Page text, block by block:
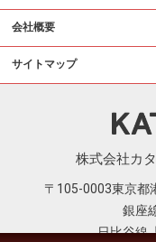
会社概要
サイトマップ
株式会社カ
〒105-0003東京
銀座
日比谷線